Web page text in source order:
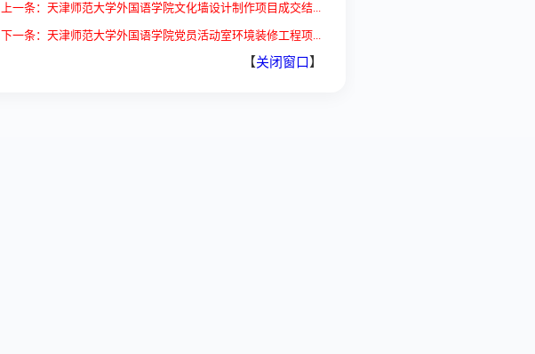
上一条：天津师范大学外国语学院文化墙设计制作项目成交结...
下一条：天津师范大学外国语学院党员活动室环境装修工程项...
【关闭窗口 】